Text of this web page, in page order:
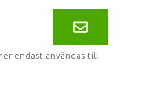
endast användas till